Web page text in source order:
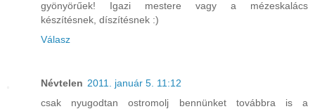
gyönyörűek! Igazi mestere vagy a mézeskalács
készítésnek, díszítésnek :)
Válasz
Névtelen 2011. január 5. 11:12
csak nyugodtan ostromolj bennünket továbbra is a